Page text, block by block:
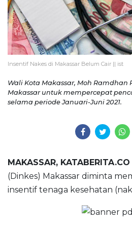
Insentif Nakes di Makassar Belum Cair || ist
Wali Kota Makassar, Moh
Makassar untuk mempercepat
selama periode Januari-Juni 2021.
MAKASSAR, KATABERITA.CO
(Dinkes) Makassar diminta
insentif tenaga kesehatan